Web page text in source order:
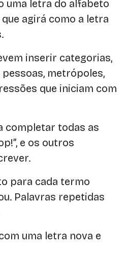
uma letra do alfabeto
agirá como a letra
inserir categorias,
metrópoles,
que iniciam com
completar todas as
e os outros
para cada termo
Palavras repetidas
uma letra nova e